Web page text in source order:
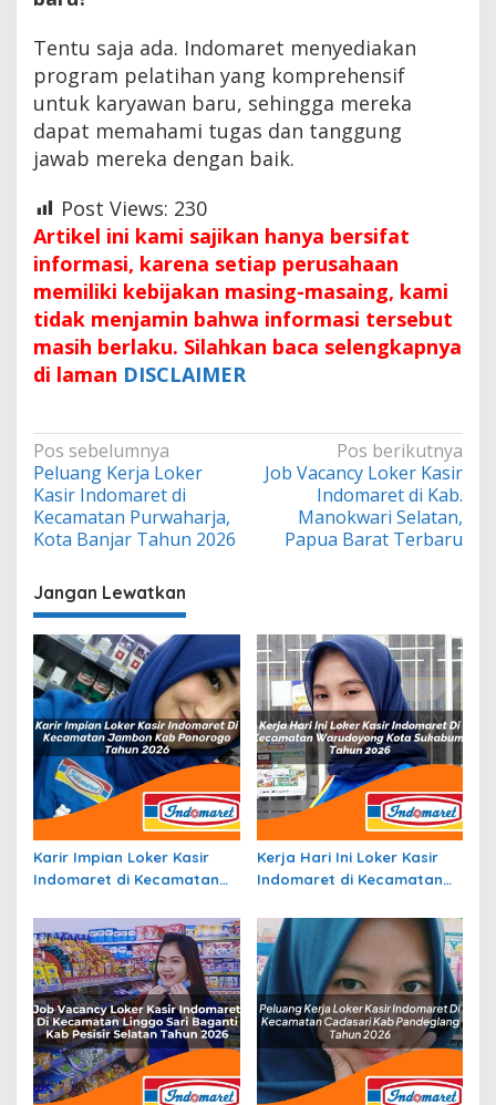
Tentu saja ada. Indomaret menyediakan
program pelatihan yang komprehensif
untuk karyawan baru, sehingga mereka
dapat memahami tugas dan tanggung
jawab mereka dengan baik.
Post Views: 230
Artikel ini kami sajikan hanya bersifat
informasi, karena setiap perusahaan
memiliki kebijakan masing-masaing, kami
tidak menjamin bahwa informasi tersebut
masih berlaku. Silahkan baca selengkapnya
di laman DISCLAIMER
Navigasi
pos
Pos sebelumnya
Peluang Kerja Loker
Kasir Indomaret di
Kecamatan Purwaharja,
Kota Banjar Tahun 2026
Pos berikutnya
Job Vacancy Loker Kasir
Indomaret di Kab.
Manokwari Selatan,
Papua Barat Terbaru
Jangan Lewatkan
Karir Impian Loker Kasir
Indomaret di Kecamatan
Tahun 2026
Kerja Hari Ini Loker Kasir
Indomaret di Kecamatan
Sukabumi Tahun 2026